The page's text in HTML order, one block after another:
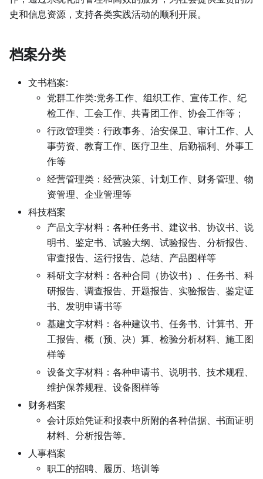
史和信息资源，支持各类实践活动的顺利开展。
档案分类
文书档案:
党群工作类:党务工作、组织工作、宣传工作、纪
检工作、工会工作、共青团工作、协会工作等；
行政管理类：行政事务、治安保卫、审计工作、人
事劳资、教育工作、医疗卫生、后勤福利、外事工
作等
经营管理类：经营决策、计划工作、财务管理、物
资管理、企业管理等
科技档案
产品文字材料：各种任务书、建议书、协议书、说
明书、鉴定书、试验大纲、试验报告、分析报告、
审查报告、运行报告、总结、产品图样等
科研文字材料：各种合同（协议书）、任务书、科
研报告、调查报告、开题报告、实验报告、鉴定证
书、发明申请书等
基建文字材料：各种建议书、任务书、计算书、开
工报告、概（预、决）算、检验分析材料、施工图
样等
设备文字材料：各种申请书、说明书、技术规程、
维护保养规程、设备图样等
财务档案
会计原始凭证和报表中所附的各种借据、书面证明
材料、分析报告等。
人事档案
职工的招聘、履历、培训等